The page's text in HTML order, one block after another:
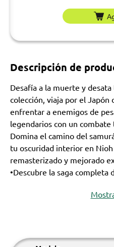
Descripción de
Desafía a la muerte y
colección, viaja por el Japón
enfrentar a enemigos de
legendarios con un
Domina el camino del
tu oscuridad interior en
remasterizado y mejorado
•Descubre la saga completa